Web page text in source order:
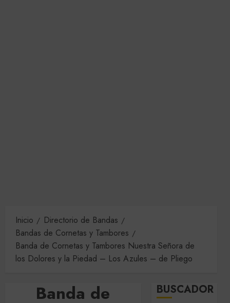
Inicio
Directorio de Bandas
Bandas de Cornetas y Tambores
Banda de Cornetas y Tambores Nuestra Señora de
los Dolores y la Piedad – Los Azules – de Pliego
Banda de
BUSCADOR